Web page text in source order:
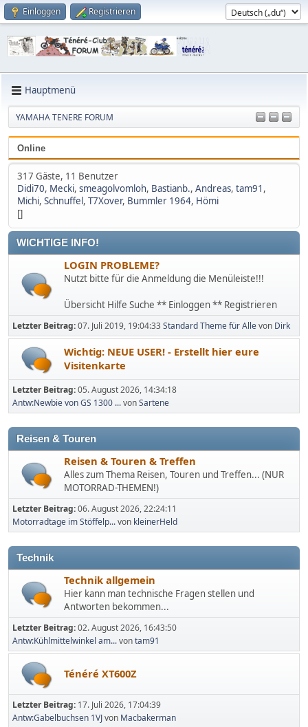
Einloggen Registrieren
Hauptmenü
YAMAHA TENERE FORUM
Online
317 Gäste, 11 Benutzer
Didi70, Mecki, smeagolvomloh, Bastianb., Andreas, tam91 ,
Michi, Schnuffel, T7Xover, Bummler 1964, Hömi
[]
WICHTIGE INFO!
LOGIN PROBLEME?
Nutzt bitte für die Anmeldung die Menüleiste!!!
Übersicht Hilfe Suche ** Einloggen ** Registrieren
Letzter Beitrag:07. Juli 2019, 19:04:33Standard Theme für Allevon Dirk
Wichtig: NEUE USER! - Erstellt hier eure
Visitenkarte
Letzter Beitrag:05. August 2026, 14:34:18
Antw:Newbie von GS 1300 ...vonSartene
Reisen & Touren
Reisen & Touren & Treffen
Alles zum Thema Reisen, Touren und Treffen... (NUR
MOTORRAD-THEMEN!)
Letzter Beitrag:06. August 2026, 22:24:11
Motorradtage im Stöffelp...von kleinerHeld
Technik
Technik allgemein
Hier kann man technische Fragen stellen und
Antworten bekommen...
Letzter Beitrag:02. August 2026, 16:43:50
Antw:Kühlmittelwinkel am...vontam91
Ténéré XT600Z
Letzter Beitrag: 17. Juli 2026, 17:04:39
Antw:Gabelbuchsen 1VJvon Macbakerman